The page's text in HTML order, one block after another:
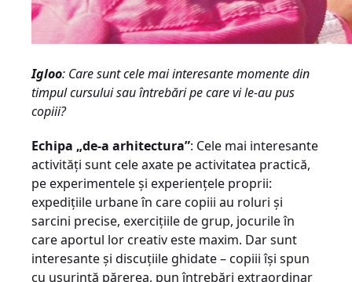
Igloo: Care sunt cele mai interesante momente din
timpul cursului sau întrebări pe care vi le-au pus
copiii?
Echipa „de-a arhitectura”: Cele mai interesante
activităţi sunt cele axate pe activitatea practică,
pe experimentele şi experienţele proprii:
expediţiile urbane în care copiii au roluri şi
sarcini precise, exerciţiile de grup, jocurile în
care aportul lor creativ este maxim. Dar sunt
interesante şi discuţiile ghidate – copiii îşi spun
cu uşurinţă părerea, pun întrebări extraordinar